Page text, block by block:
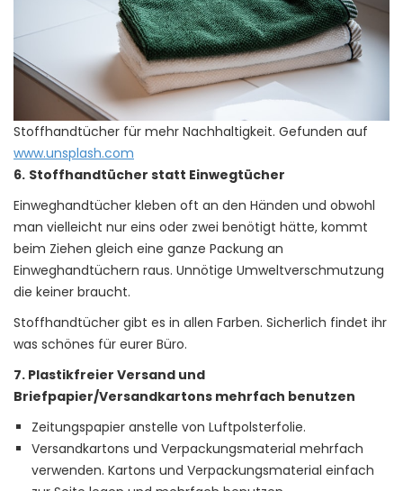
Stoffhandtücher für mehr Nachhaltigkeit. Gefunden auf
www.unsplash.com
6. Stoffhandtücher statt Einwegtücher
Einweghandtücher kleben oft an den Händen und obwohl
man vielleicht nur eins oder zwei benötigt hätte, kommt
beim Ziehen gleich eine ganze Packung an
Einweghandtüchern raus. Unnötige Umweltverschmutzung
die keiner braucht.
Stoffhandtücher gibt es in allen Farben. Sicherlich findet ihr
was schönes für eurer Büro.
7. Plastikfreier Versand und
Briefpapier/Versandkartons mehrfach benutzen
Zeitungspapier anstelle von Luftpolsterfolie.
Versandkartons und Verpackungsmaterial mehrfach
verwenden. Kartons und Verpackungsmaterial einfach